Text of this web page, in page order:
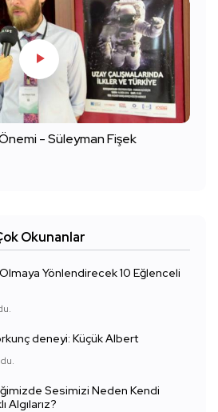
Önemi - Süleyman Fişek
Okunanlar
Yönlendirecek 10 Eğlenceli
deneyi: Küçük Albert
Sesimizi Neden Kendi
Algılarız?